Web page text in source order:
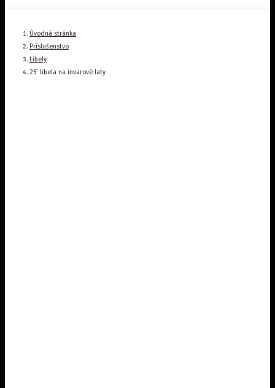
Úvodná stránka
Príslušenstvo
Libely
25´ libela na invarové laty